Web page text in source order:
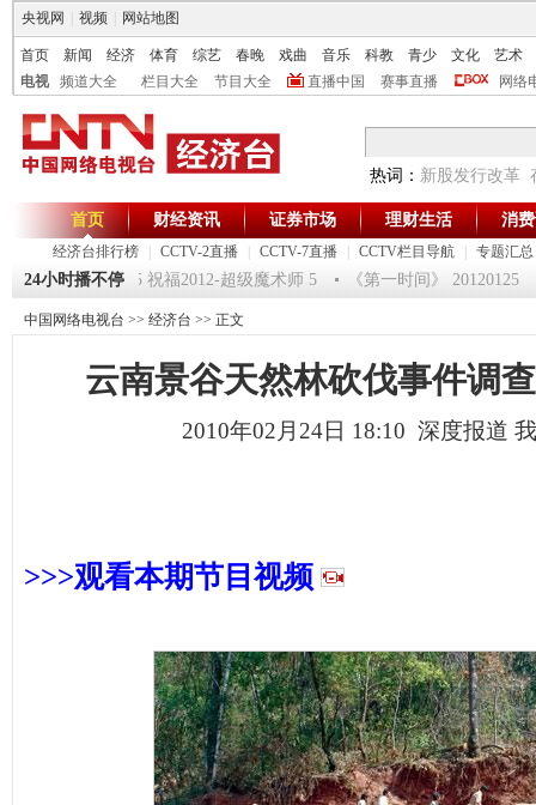
央视网 视频 网站地图
首页 新闻 经济 体育 综艺 春晚 戏曲 音乐 科教 青少 文化
艺术
电视
频道大全 栏目大全 节目大全 直播中国 赛事直播 网络
热词： 新股发行改革
首页
经济台排行榜 CCTV-2直播 CCTV-7直播 CCTV栏目导航 专题汇总
财经资讯 证券市场 理财生活 消
24小时播不停
驿站》20120125 祝福2012-超级魔术师 5 《第一时间》 20120125
中国网络电视台 >> 经济台 >> 正文
云南景谷天然林砍伐事件调
2010年02月24日 18:10 深度报道
>>>观看本期节目视频